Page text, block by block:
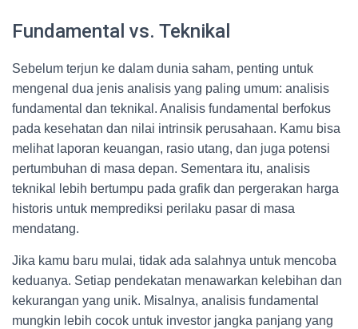
Fundamental vs. Teknikal
Sebelum terjun ke dalam dunia saham, penting untuk
mengenal dua jenis analisis yang paling umum: analisis
fundamental dan teknikal. Analisis fundamental berfokus
pada kesehatan dan nilai intrinsik perusahaan. Kamu bisa
melihat laporan keuangan, rasio utang, dan juga potensi
pertumbuhan di masa depan. Sementara itu, analisis
teknikal lebih bertumpu pada grafik dan pergerakan harga
historis untuk memprediksi perilaku pasar di masa
mendatang.
Jika kamu baru mulai, tidak ada salahnya untuk mencoba
keduanya. Setiap pendekatan menawarkan kelebihan dan
kekurangan yang unik. Misalnya, analisis fundamental
mungkin lebih cocok untuk investor jangka panjang yang